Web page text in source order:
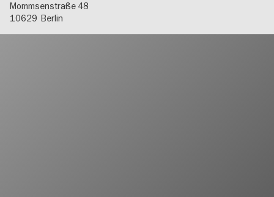
Mommsenstraße 48
10629 Berlin